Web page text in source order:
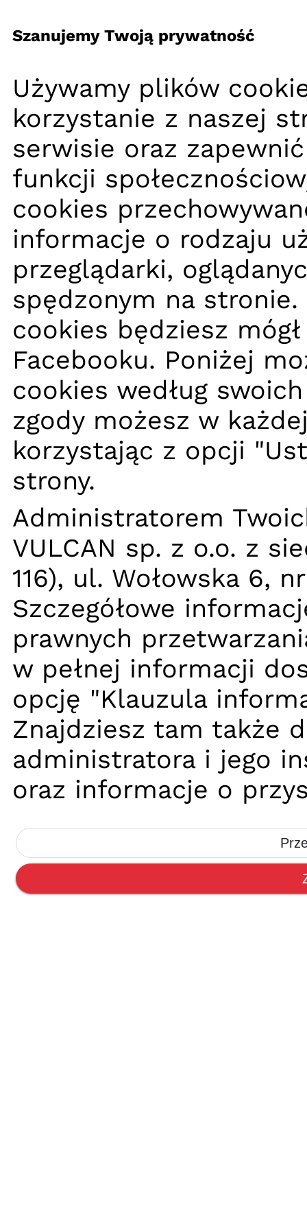
Szanujemy Twoją prywatność
Używamy plików
korzystanie z naszej
serwisie oraz
funkcji
cookies
informacje o rodzaju
przeglądarki,
spędzonym na
cookies będziesz
Facebooku. Poniżej
cookies według
zgody możesz w
korzystając z opcji
strony.
Administratorem
VULCAN sp. z o.o. z
116), ul. Wołowska 6,
Szczegółowe
prawnych
w pełnej informacji
opcję "Klauzula
Znajdziesz tam także
administratora i jego
oraz informacje o